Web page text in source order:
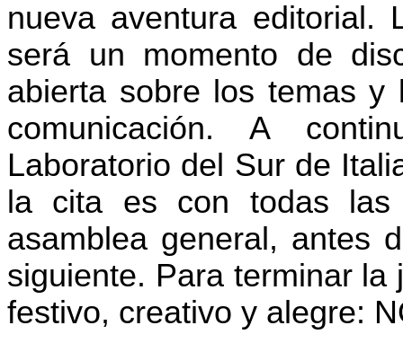
nueva aventura editorial.
será un momento de
abierta sobre los temas
comunicación. A
Laboratorio del Sur de
la cita es con todas las
asamblea general, antes
siguiente. Para terminar
festivo, creativo y alegre: